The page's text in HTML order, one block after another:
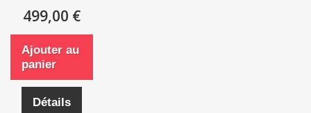
499,00 €
Ajouter au
panier
Détails